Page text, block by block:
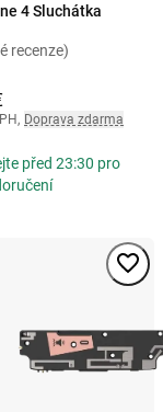
4 Sluchátka
recenze)
, Doprava zdarma
před 23:30 pro